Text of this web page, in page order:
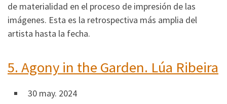
de materialidad en el proceso de impresión de las
imágenes. Esta es la retrospectiva más amplia del
artista hasta la fecha.
5. Agony in the Garden. Lúa Ribeira
30 may. 2024